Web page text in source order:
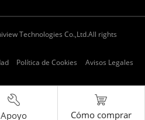
Technologies Co.,Ltd.All rights
Política de Cookies Avisos Legales
Apoyo Cómo comprar